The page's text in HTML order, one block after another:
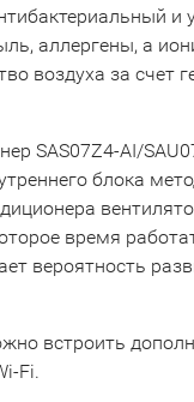
и
аллергены, а
воздуха за счет
SAS07Z4-AI/
блока
время
вероятность
встроить
Fi.